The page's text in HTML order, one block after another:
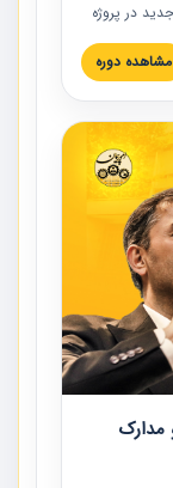
در پروژه
قراردادی
ارائه شد.
است.
مشاهده دوره
مدارک